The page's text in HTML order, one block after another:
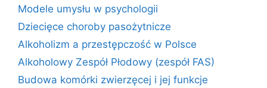
Modele umysłu w psychologii
Dziecięce choroby pasożytnicze
Alkoholizm a przestępczość w Polsce
Alkoholowy Zespół Płodowy (zespół FAS)
Budowa komórki zwierzęcej i jej funkcje